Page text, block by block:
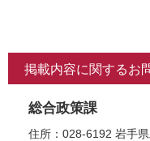
掲載内容に関するお
総合政策課
住所：028-6192 岩手